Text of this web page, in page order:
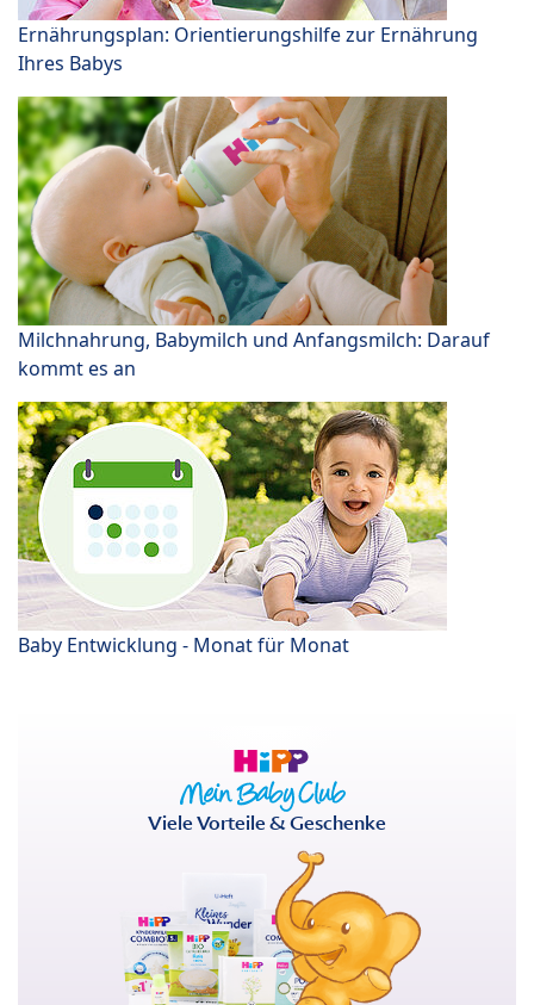
Ernährungsplan: Orientierungshilfe zur Ernährung
Ihres Babys
Milchnahrung, Babymilch und Anfangsmilch: Darauf
kommt es an
Baby Entwicklung - Monat für Monat
Viele Vorteile & Geschenke